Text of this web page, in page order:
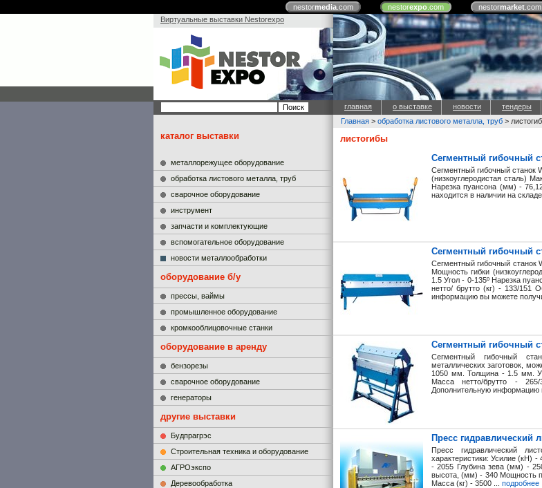
nestormedia.com nestorexpo.com nestormarket.com
Виртуальные выставки Nestorexpo
главная о выставке новости тендеры
каталог выставки
металлорежущее оборудование
обработка листового металла, труб
сварочное оборудование
инструмент
запчасти и комплектующие
вспомогательное оборудование
новости металлообработки
оборудование б/у
прессы, ваймы
промышленное оборудование
кромкооблицовочные станки
оборудование в аренду
бензорезы
сварочное оборудование
генераторы
другие выставки
Будпрагрэс
Строительная техника и оборудование
АГРОэкспо
Деревообработка
Главная > обработка листового металла, труб >
листогибы
Сегментный гибочный
Сегментный гибочный станок
(низкоуглеродистая сталь)
Нарезка пуансона (мм) -
находится в наличии на
Сегментный гибочный
Сегментный гибочный станок
Мощность гибки
1.5 Угол - 0-135º Нарезка
нетто/ брутто (кг) - 133/151
информацию вы можете
Сегментный гибочный
Сегментный гибочный
металлических заготовок,
1050 мм. Толщина - 1.5 мм.
Масса нетто/брутто -
Дополнительную информацию
Пресс гидравлический
Пресс гидравлический
характеристики: Усилие (кН)
- 2055 Глубина зева (мм) -
высота, (мм) - 340 Мощность
Масса (кг) - 3500 ... подробнее